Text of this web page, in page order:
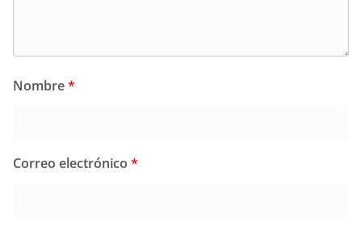
Nombre*
Correo electrónico *